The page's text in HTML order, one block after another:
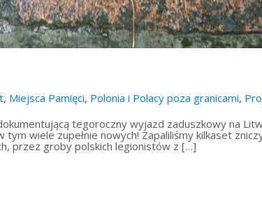
, Miejsca Pamięci, Polonia i Polacy poza granicami,
tegoroczny wyjazd zaduszkowy na
wiele zupełnie nowych! Zapaliliśmy kilkaset
przez groby polskich legionistów z […]